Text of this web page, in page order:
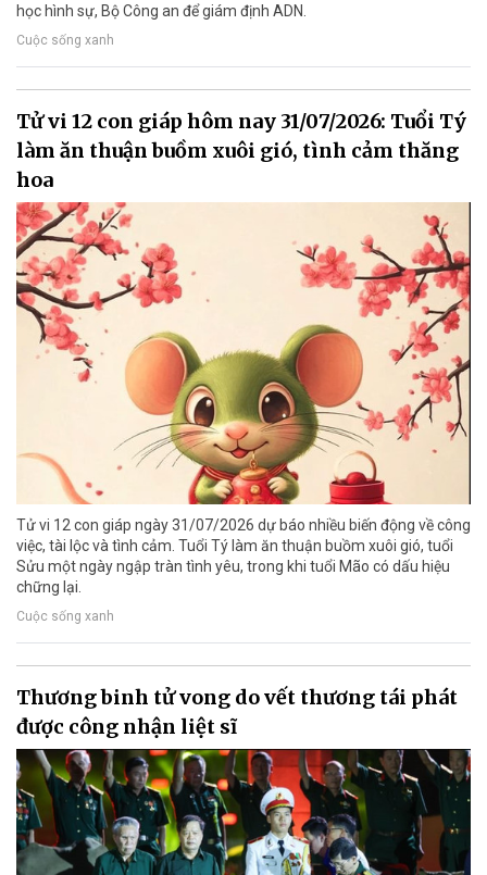
học hình sự, Bộ Công an để giám định ADN.
Cuộc sống xanh
Tử vi 12 con giáp hôm nay 31/07/2026: Tuổi Tý
làm ăn thuận buồm xuôi gió, tình cảm thăng
hoa
Tử vi 12 con giáp ngày 31/07/2026 dự báo nhiều biến động về công
việc, tài lộc và tình cảm. Tuổi Tý làm ăn thuận buồm xuôi gió, tuổi
Sửu một ngày ngập tràn tình yêu, trong khi tuổi Mão có dấu hiệu
chững lại.
Cuộc sống xanh
Thương binh tử vong do vết thương tái phát
được công nhận liệt sĩ